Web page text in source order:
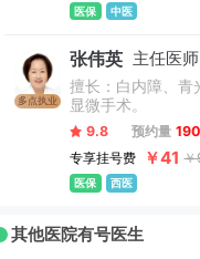
医保 中医
多点执业
张伟英 主任医师
擅长：白内障、青
显微手术。
9.8 预约量
专享挂号费
￥41 ￥
医保 西医
其他医院有号医生